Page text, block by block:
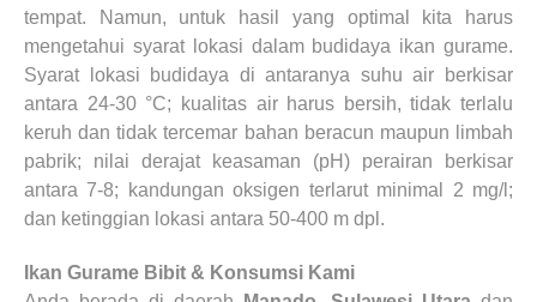
tempat. Namun, untuk hasil yang optimal kita harus
mengetahui syarat lokasi dalam budidaya ikan gurame.
Syarat lokasi budidaya di antaranya suhu air berkisar
antara 24-30 °C; kualitas air harus bersih, tidak terlalu
keruh dan tidak tercemar bahan beracun maupun limbah
pabrik; nilai derajat keasaman (pH) perairan berkisar
antara 7-8; kandungan oksigen terlarut minimal 2 mg/l;
dan ketinggian lokasi antara 50-400 m dpl.
Ikan Gurame Bibit & Konsumsi Kami